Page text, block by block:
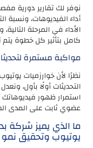
نوفر لك تقارير دورية
أداء الفيديوهات، ونسبة
الأداء في المرحلة
كامل بتأثير كل خطوة يتم
مواكبة مستمرة
نظرًا لأن خوارزميات
التحديثات أولًا بأول،
استمرار ظهور
عضوي ثابت على المدى
ما الذي يميز
يوتيوب وتحقيق